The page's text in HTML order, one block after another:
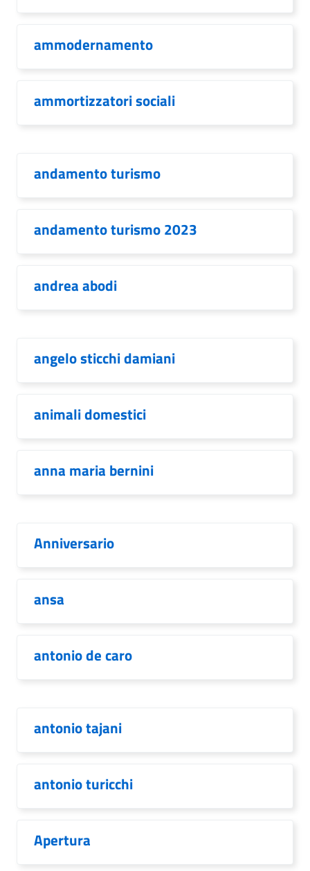
ammodernamento
ammortizzatori sociali
andamento turismo
andamento turismo 2023
andrea abodi
angelo sticchi damiani
animali domestici
anna maria bernini
Anniversario
ansa
antonio de caro
antonio tajani
antonio turicchi
Apertura